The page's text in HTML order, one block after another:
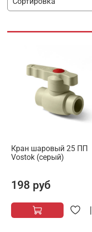
Кран шаровый 25 ПП
Vostok (серый)
198 руб